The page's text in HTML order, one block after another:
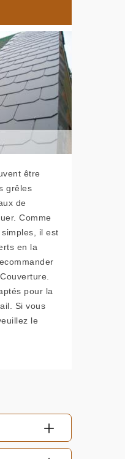
être
grêles
de
Comme
il est
en la
pour la
Si vous
le